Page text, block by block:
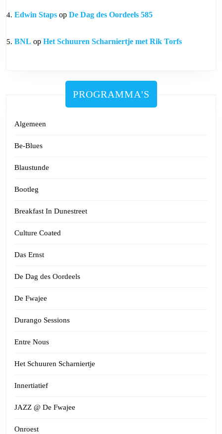
Edwin Staps op De Dag des Oordeels 585
BNL op Het Schuuren Scharniertje met Rik Torfs
PROGRAMMA'S
Algemeen
Be-Blues
Blaustunde
Bootleg
Breakfast In Dunestreet
Culture Coated
Das Ernst
De Dag des Oordeels
De Fwajee
Durango Sessions
Entre Nous
Het Schuuren Scharniertje
Innertiatief
JAZZ @ De Fwajee
Onroest